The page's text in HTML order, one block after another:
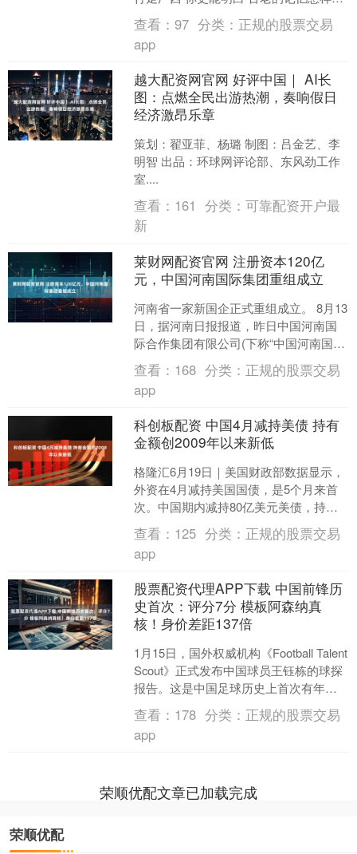
续传承 生生不息…… 知来处，方能明去
处 读方....
查看：97 分类： 正规的股票交易
app
越大配资网官网 好评中国｜ AI长
图：点燃全民出游热潮，奏响假日
经济激昂乐章
策划：翟亚菲、杨璐 制图：吕金艺、李
明智 出品：环球网评论部、东风劲工作
室....
查看： 161 分类：可靠配资开户最
新
莱财网配资官网 注册资本120亿
元，中国河南国际集团重组成立
河南省一家新国企正式重组成立。 8月13
日，据河南日报报道，昨日中国河南国
际合作集团有限公司(下称“中国河南国际
集团”)召开干部会议，省委组织部宣读了
省委关于中....
查看： 168 分类： 正规的股票交易
app
科创板配资 中国4月减持美债 持有
金额创2009年以来新低
格隆汇6月19日｜美国财政部数据显示，
外资在4月减持美国国债，是5个月来首
次。中国期内减持80亿美元美债，持有
规模降至7570亿美元，是2009年以来最
低。 外....
查看： 125 分类： 正规的股票交易
app
股票配资代理APP下载 中国前锋历
史首次：评分7分 模板阿森纳真
核！身价差距137倍
1月15日，国外权威机构《Football Talent
Scout》正式发布中国球员王钰栋的球探
报告。这是中国足球历史上首次有年轻
球员获得该机构的专项报告。报....
查看： 178 分类： 正规的股票交易
app
荣顺优配文章已加载完成
荣顺优配